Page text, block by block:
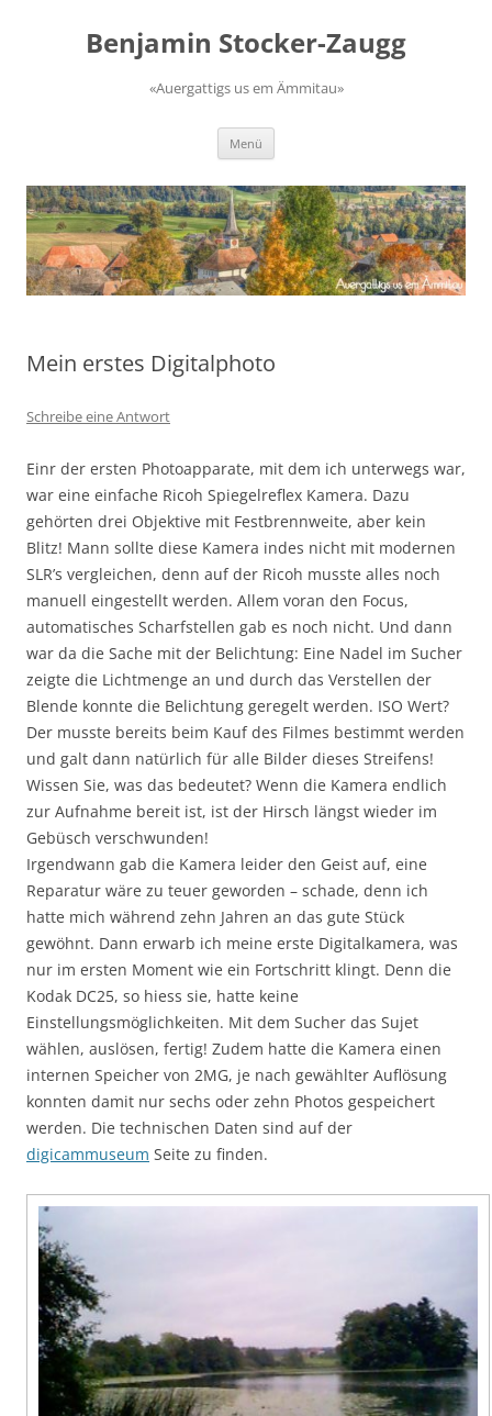
springenBenjamin Stocker-Zaugg
«Auergattigs us em Ämmitau»
Menü
Mein erstes Digitalphoto
Schreibe eine Antwort
Einr der ersten Photoapparate, mit dem ich unterwegs war,
war eine einfache Ricoh Spiegelreflex Kamera. Dazu
gehörten drei Objektive mit Festbrennweite, aber kein
Blitz! Mann sollte diese Kamera indes nicht mit modernen
SLR’s vergleichen, denn auf der Ricoh musste alles noch
manuell eingestellt werden. Allem voran den Focus,
automatisches Scharfstellen gab es noch nicht. Und dann
war da die Sache mit der Belichtung: Eine Nadel im Sucher
zeigte die Lichtmenge an und durch das Verstellen der
Blende konnte die Belichtung geregelt werden. ISO Wert?
Der musste bereits beim Kauf des Filmes bestimmt werden
und galt dann natürlich für alle Bilder dieses Streifens!
Wissen Sie, was das bedeutet? Wenn die Kamera endlich
zur Aufnahme bereit ist, ist der Hirsch längst wieder im
Gebüsch verschwunden!
Irgendwann gab die Kamera leider den Geist auf, eine
Reparatur wäre zu teuer geworden – schade, denn ich
hatte mich während zehn Jahren an das gute Stück
gewöhnt. Dann erwarb ich meine erste Digitalkamera, was
nur im ersten Moment wie ein Fortschritt klingt. Denn die
Kodak DC25, so hiess sie, hatte keine
Einstellungsmöglichkeiten. Mit dem Sucher das Sujet
wählen, auslösen, fertig! Zudem hatte die Kamera einen
internen Speicher von 2MG, je nach gewählter Auflösung
konnten damit nur sechs oder zehn Photos gespeichert
werden. Die technischen Daten sind auf der
digicammuseum Seite zu finden.